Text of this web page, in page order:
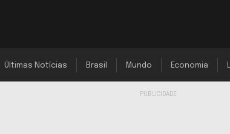
Últimas Notícias Brasil Mundo Economia